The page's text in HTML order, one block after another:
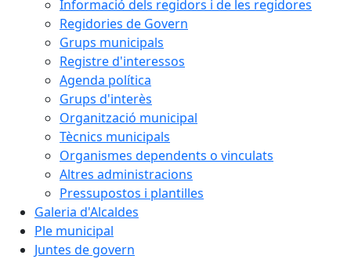
Informació dels regidors i de les regidores
Regidories de Govern
Grups municipals
Registre d'interessos
Agenda política
Grups d'interès
Organització municipal
Tècnics municipals
Organismes dependents o vinculats
Altres administracions
Pressupostos i plantilles
Galeria d'Alcaldes
Ple municipal
Juntes de govern